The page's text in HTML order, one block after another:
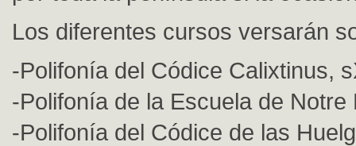
Los diferentes cursos versarán
-Polifonía del Códice Calixtinus,
-Polifonía de la Escuela de Notre
-Polifonía del Códice de las